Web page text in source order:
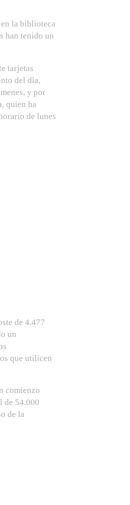
la biblioteca
han tenido un
tarjetas
del día,
y por
quien ha
de lunes
de 4.477
un
que utilicen
comienzo
de 54.000
de la